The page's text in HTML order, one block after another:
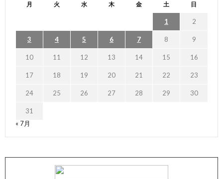
月 火 水 木 金 土 日
1 2
3 4 5 6 7 8 9
10 11 12 13 14 15 16
17 18 19 20 21 22 23
24 25 26 27 28 29 30
31
« 7月